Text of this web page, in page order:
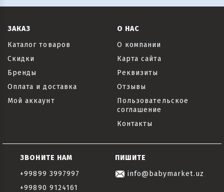
ЗАКАЗ
Каталог товаров
Скидки
Бренды
Оплата и доставка
Мой аккаунт
О НАС
О компании
Карта сайта
Реквизиты
Отзывы
Пользовательское
соглашение
Контакты
ЗВОНИТЕ НАМ
+99899 3997997
+99890 9124161
ПИШИТЕ
info@babymarket.uz